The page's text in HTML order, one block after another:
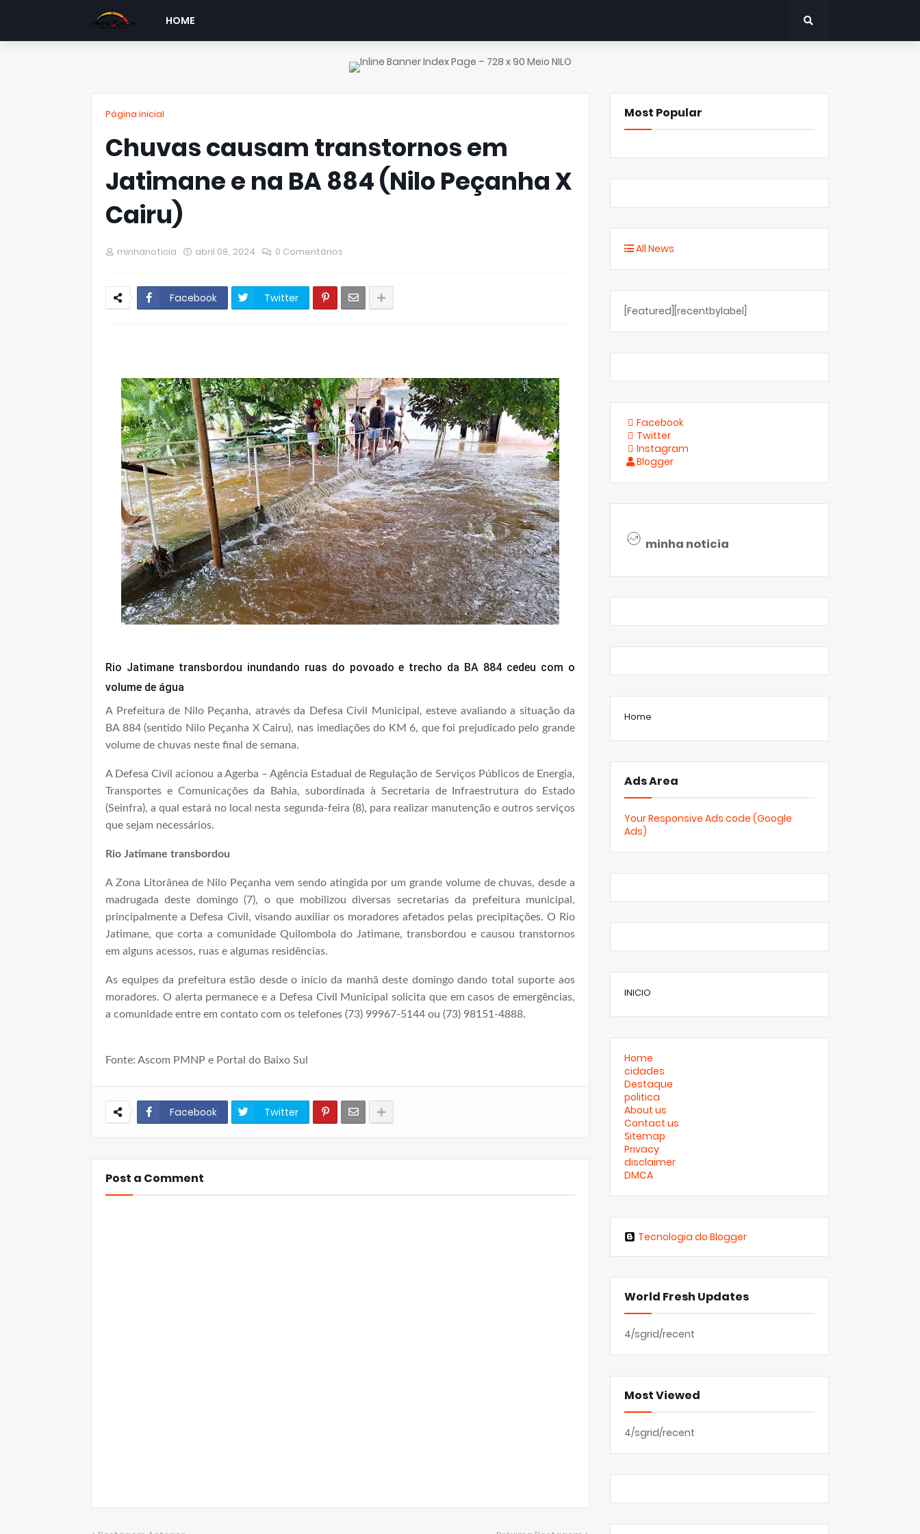
HOME
Página inicial
Chuvas causam transtornos em
Jatimane e na BA 884 (Nilo Peçanha X
Cairu)
minhanoticia abril 08, 2024 0 Comentários
Facebook Twitter
Rio Jatimane transbordou inundando ruas do povoado e trecho da BA 884 cedeu com o
volume de água
A Prefeitura de Nilo Peçanha, através da Defesa Civil Municipal, esteve avaliando a situação da
BA 884 (sentido Nilo Peçanha X Cairu), nas imediações do KM 6, que foi prejudicado pelo grande
volume de chuvas neste final de semana.
A Defesa Civil acionou a Agerba – Agência Estadual de Regulação de Serviços Públicos de Energia,
Transportes e Comunicações da Bahia, subordinada à Secretaria de Infraestrutura do Estado
(Seinfra), a qual estará no local nesta segunda-feira (8), para realizar manutenção e outros serviços
que sejam necessários.
Rio Jatimane transbordou
A Zona Litorânea de Nilo Peçanha vem sendo atingida por um grande volume de chuvas, desde a
madrugada deste domingo (7), o que mobilizou diversas secretarias da prefeitura municipal,
principalmente a Defesa Civil, visando auxiliar os moradores afetados pelas precipitações. O Rio
Jatimane, que corta a comunidade Quilombola do Jatimane, transbordou e causou transtornos
em alguns acessos, ruas e algumas residências.
As equipes da prefeitura estão desde o início da manhã deste domingo dando total suporte aos
moradores. O alerta permanece e a Defesa Civil Municipal solicita que em casos de emergências,
a comunidade entre em contato com os telefones (73) 99967-5144 ou (73) 98151-4888.
Fonte: Ascom PMNP e Portal do Baixo Sul
Facebook Twitter
Post a Comment
Most Popular
All News
[Featured][recentbylabel]
Facebook
Twitter
Instagram
Blogger
minha noticia
Home
Ads Area
Your Responsive Ads code (Google
Ads)
INICIO
Home
cidades
Destaque
politica
About us
Contact us
Sitemap
Privacy
disclaimer
DMCA
Tecnologia do Blogger
World Fresh Updates
4/sgrid/recent
Most Viewed
4/sgrid/recent